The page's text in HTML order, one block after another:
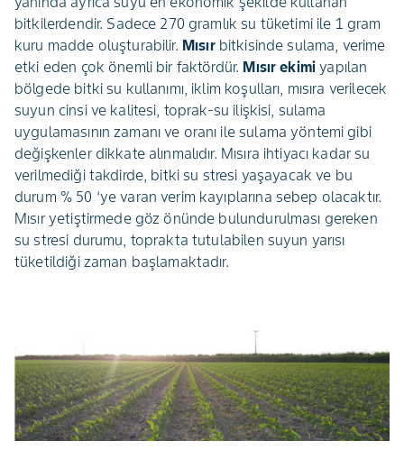
bitkilerdendir. Sadece 270 gramlık su tüketimi ile 1 gram
kuru madde oluşturabilir. Mısır bitkisinde sulama, verime
etki eden çok önemli bir faktördür. Mısır ekimiyapılan
bölgede bitki su kullanımı, iklim koşulları, mısıra verilecek
suyun cinsi ve kalitesi, toprak-su ilişkisi, sulama
uygulamasının zamanı ve oranı ile sulama yöntemi gibi
değişkenler dikkate alınmalıdır. Mısıra ihtiyacı kadar su
verilmediği takdirde, bitki su stresi yaşayacak ve bu
durum % 50 ‘ye varan verim kayıplarına sebep olacaktır.
Mısır yetiştirmede göz önünde bulundurulması gereken
su stresi durumu, toprakta tutulabilen suyun yarısı
tüketildiği zaman başlamaktadır.